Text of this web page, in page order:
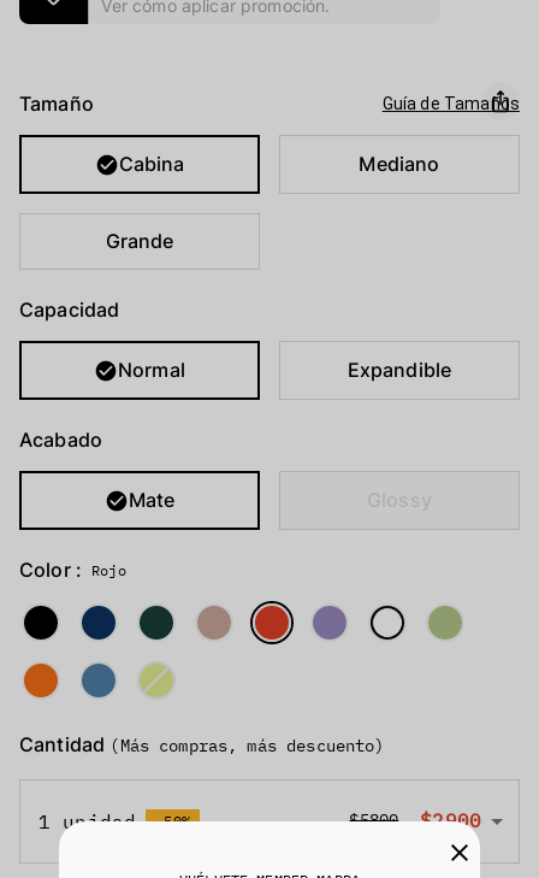
Ver cómo aplicar promoción.
Tamaño Guía de Tamaños
Cabina Mediano
Grande
Capacidad
Normal Expandible
Acabado
Mate Glossy
Color : Rojo
Cantidad (Más compras, más descuento)
1 unidad -50% $5800 $2900